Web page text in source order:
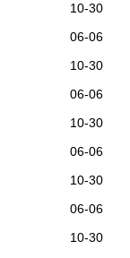
10-30
06-06
10-30
06-06
10-30
06-06
10-30
06-06
10-30